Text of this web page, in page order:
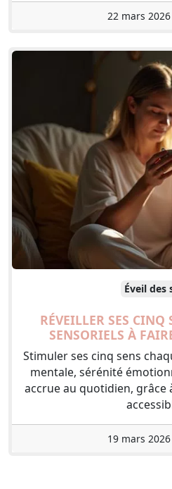
22 mars
Éveil des
RÉVEILLER SES CINQ
SENSORIELS À
Stimuler ses cinq sens
mentale, sérénité
accrue au quotidien, grâce
19 mars